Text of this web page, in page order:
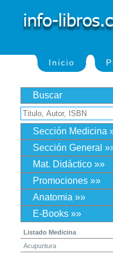
Inicio
Buscar
Sección Medicina
Sección General
Mat. Didáctico »»
Promociones »»
Anatomia »»
E-Books »»
Listado Medicina
Acupuntura